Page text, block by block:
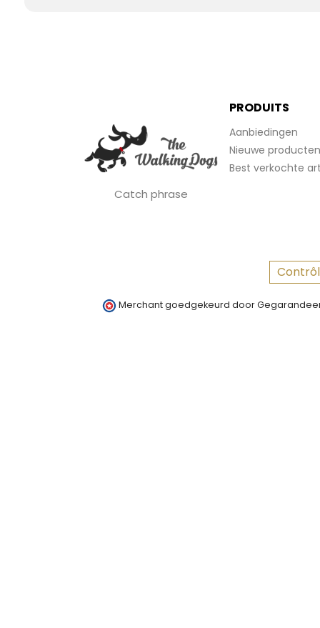
Catch phrase
PRODUITS
Aanbiedingen
Nieuwe producten
Best verkochte
Merchant goedgekeurd door